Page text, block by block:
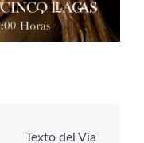
Texto del Vía